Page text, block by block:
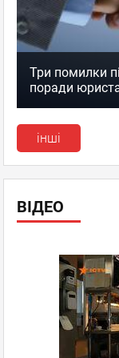
Три помилки
поради
інші
ВІДЕО